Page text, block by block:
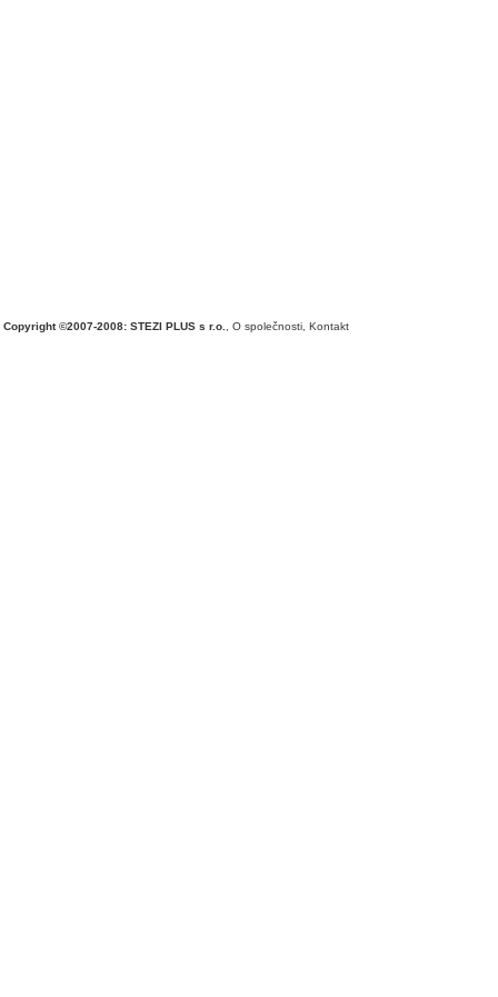
Copyright ©2007-2008: STEZI PLUS s r.o. O společnosti Kontakt